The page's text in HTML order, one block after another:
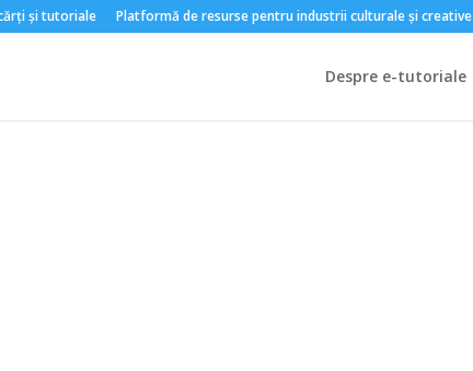
și tutoriale Platformă de resurse pentru industrii culturale și creative
Despre e-tutoriale